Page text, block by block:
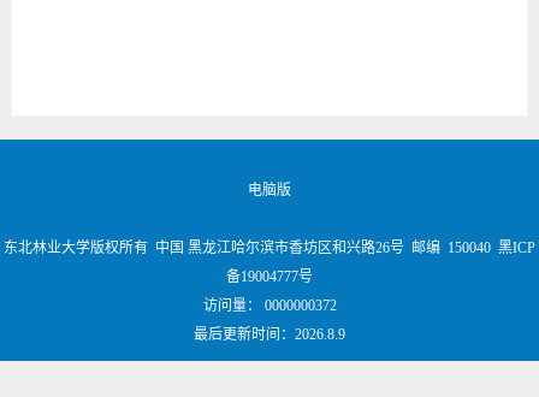
电脑版
东北林业大学版权所有 中国 黑龙江哈尔滨市香坊区和兴路26号 邮编 150040 黑ICP
备19004777号
访问量： 0000000372
最后更新时间： 2026.8.9